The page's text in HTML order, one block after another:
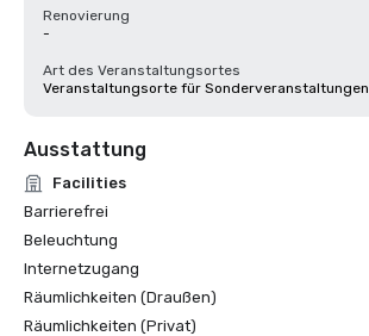
Renovierung
-
Art des Veranstaltungsortes
Veranstaltungsorte für Sonderveranstaltungen
Ausstattung
Facilities
Barrierefrei
Beleuchtung
Internetzugang
Räumlichkeiten (Draußen)
Räumlichkeiten (Privat)